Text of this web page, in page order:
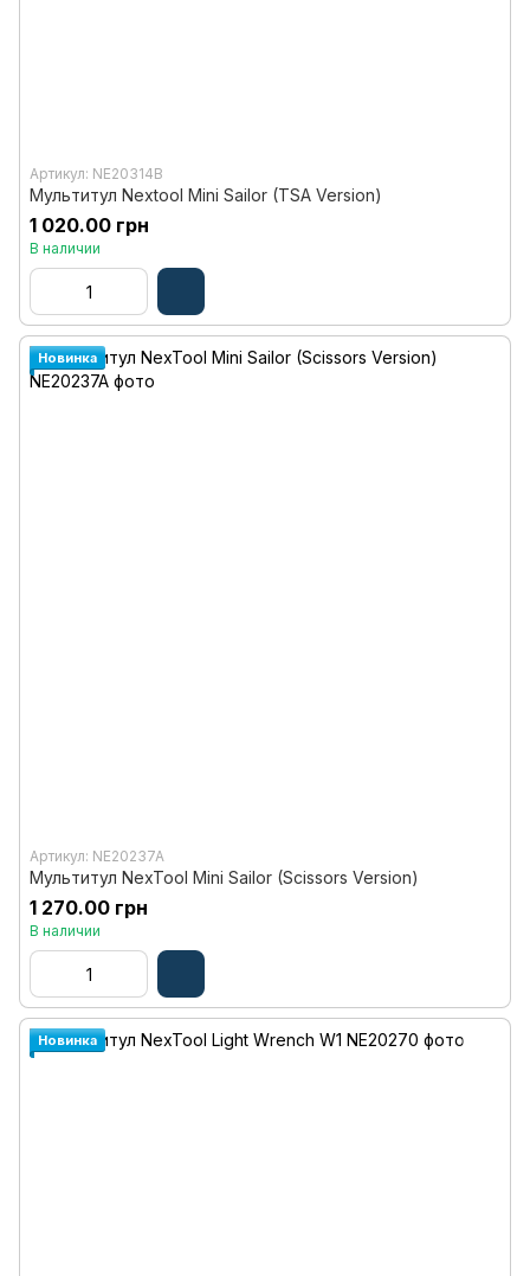
Артикул: NE20314B
Мультитул Nextool Mini Sailor (TSA Version)
1 020.00 грн
В наличии
Новинка
Артикул: NE20237A
Мультитул NexTool Mini Sailor (Scissors Version)
1 270.00 грн
В наличии
Новинка